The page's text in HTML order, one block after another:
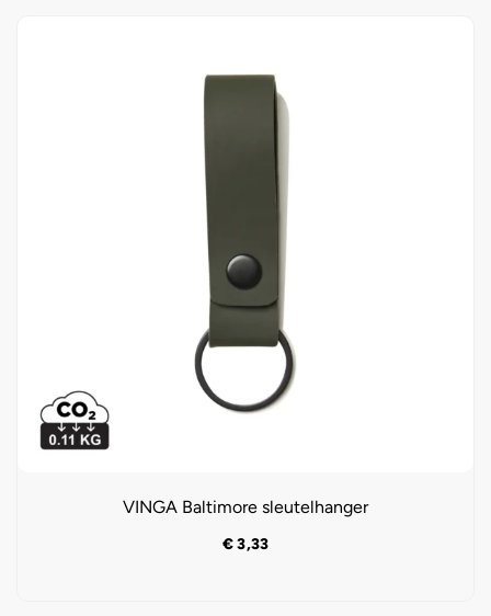
VINGA Baltimore sleutelhanger
€3,33